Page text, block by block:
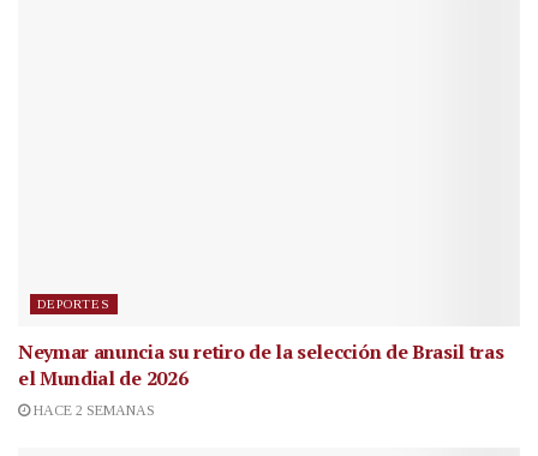
DEPORTES
Neymar anuncia su retiro de la selección de Brasil tras
el Mundial de 2026
HACE 2 SEMANAS